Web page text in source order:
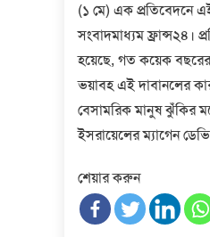
(১ মে) এক প্রতিবেদনে
সংবাদমাধ্যম ফ্রান্স২৪।
হয়েছে, গত কয়েক
ভয়াবহ এই দাবানলের
বেসামরিক মানুষ ঝুঁকির
ইসরায়েলের ম্যাগেন
শেয়ার করুন